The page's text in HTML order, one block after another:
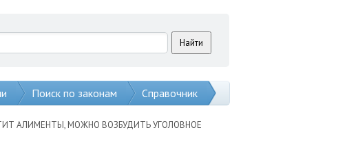
Поиск по законам Справочник
АЛИМЕНТЫ, МОЖНО ВОЗБУДИТЬ УГОЛОВНОЕ